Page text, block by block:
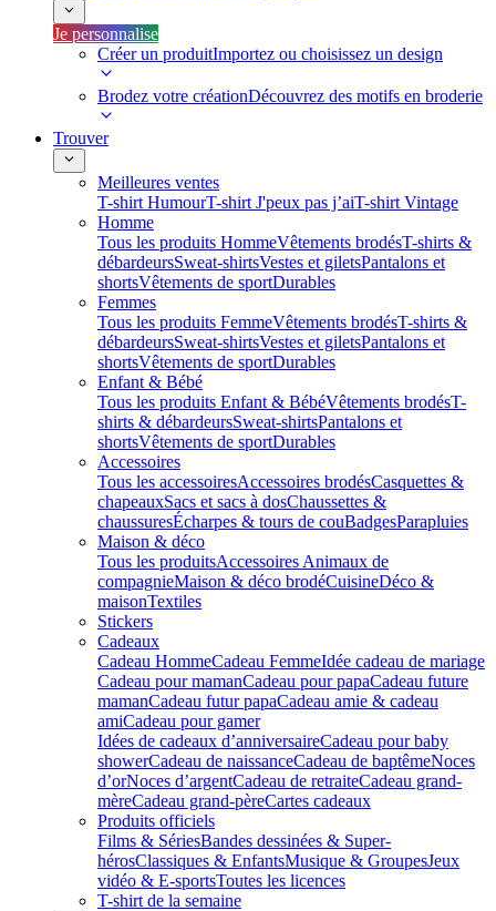
Je personnalise
Créer un produitImportez ou choisissez un design
Brodez votre créationDécouvrez des motifs en broderie
Trouver
Meilleures ventes
T-shirt HumourT-shirt J'peux pas j’aiT-shirt Vintage
Homme
Tous les produits HommeVêtements brodésT-shirts &
débardeursSweat-shirtsVestes et giletsPantalons et
shortsVêtements de sportDurables
Femmes
Tous les produits FemmeVêtements brodésT-shirts &
débardeursSweat-shirtsVestes et giletsPantalons et
shortsVêtements de sportDurables
Enfant & Bébé
Tous les produits Enfant & BébéVêtements brodésT-
shirts & débardeursSweat-shirtsPantalons et
shortsVêtements de sportDurables
Accessoires
Tous les accessoiresAccessoires brodésCasquettes &
chapeauxSacs et sacs à dosChaussettes &
chaussuresÉcharpes & tours de couBadgesParapluies
Maison & déco
Tous les produitsAccessoires Animaux de
compagnieMaison & déco brodéCuisineDéco &
maisonTextiles
Stickers
Cadeaux
Cadeau HommeCadeau FemmeIdée cadeau de mariage​
Cadeau pour mamanCadeau pour papaCadeau future
mamanCadeau futur papaCadeau amie & cadeau
amiCadeau pour gamer
Idées de cadeaux d’anniversaireCadeau pour baby
showerCadeau de naissanceCadeau de baptêmeNoces
d’orNoces d’argentCadeau de retraiteCadeau grand-
mèreCadeau grand-pèreCartes cadeaux
Produits officiels
Films & SériesBandes dessinées & Super-
hérosClassiques & EnfantsMusique & GroupesJeux
vidéo & E-sportsToutes les licences
T-shirt de la semaine